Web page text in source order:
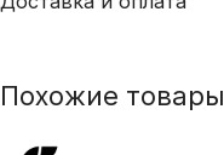
Похожие товары